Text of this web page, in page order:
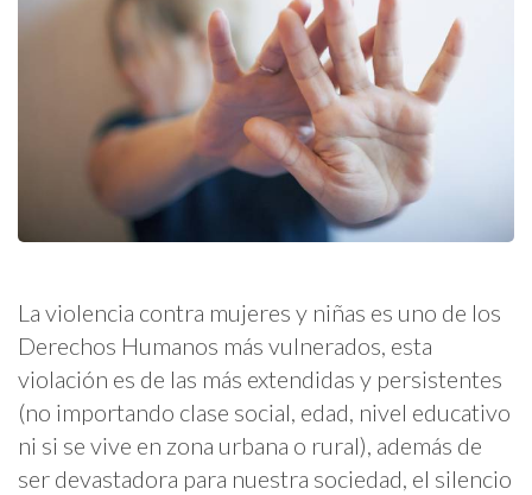
La violencia contra mujeres y niñas es uno de los
Derechos Humanos más vulnerados, esta
violación es de las más extendidas y persistentes
(no importando clase social, edad, nivel educativo
ni si se vive en zona urbana o rural), además de
ser devastadora para nuestra sociedad, el silencio